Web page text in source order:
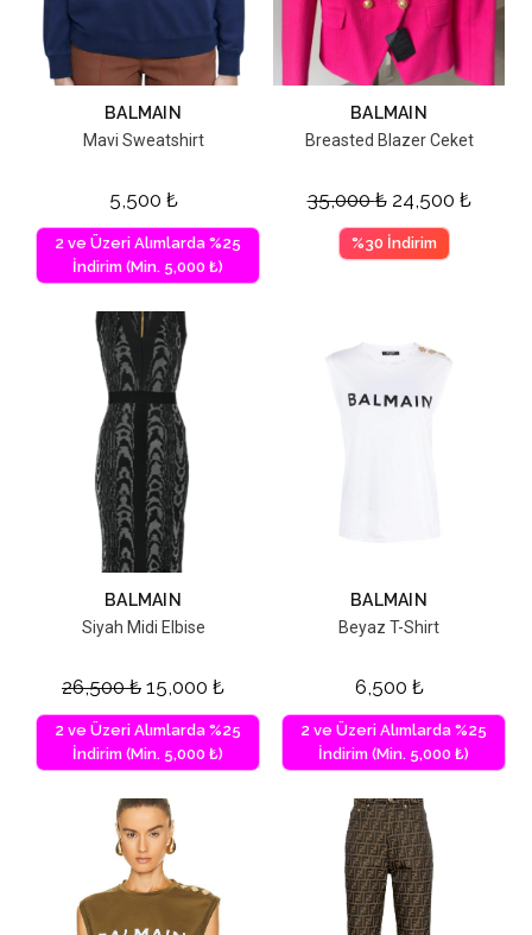
BALMAIN
Mavi Sweatshirt
5,500 ₺
2 ve Üzeri Alımlarda %25
İndirim (Min. 5,000 ₺)
BALMAIN
Breasted Blazer Ceket
35,000₺ 24,500 ₺
%30 İndirim
BALMAIN
Siyah Midi Elbise
26,500₺ 15,000 ₺
2 ve Üzeri Alımlarda %25
İndirim (Min. 5,000 ₺)
BALMAIN
Beyaz T-Shirt
6,500 ₺
2 ve Üzeri Alımlarda %25
İndirim (Min. 5,000 ₺)